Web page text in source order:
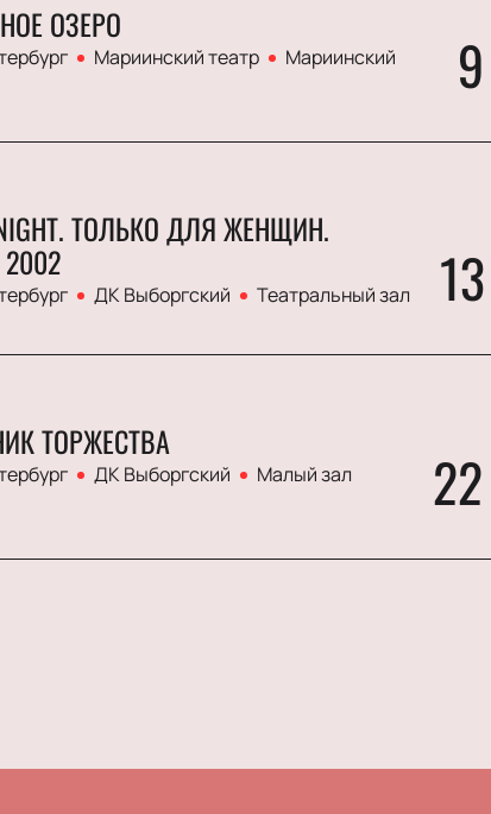
ОЗЕРО
Мариинский театр
Мариинский
9
ТОЛЬКО ДЛЯ ЖЕНЩИН.
ДК Выборгский Театральный зал 13
ТОРЖЕСТВА
ДК Выборгский Малый зал 22